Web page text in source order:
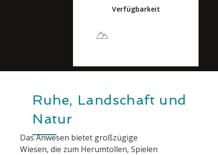
Verfügbarkeit
Ruhe, Landschaft und
Natur
Das Anwesen bietet großzügige
Wiesen, die zum Herumtollen, Spielen